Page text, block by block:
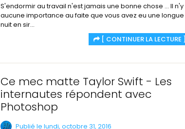
S'endormir au travail n'est jamais une bonne chose ... Il n'y
aucune importance au faite que vous avez eu une longue
nuit en sir...
[ CONTINUER LA LECTURE ]
Ce mec matte Taylor Swift - Les
internautes répondent avec
Photoshop
Publié le lundi, octobre 31, 2016